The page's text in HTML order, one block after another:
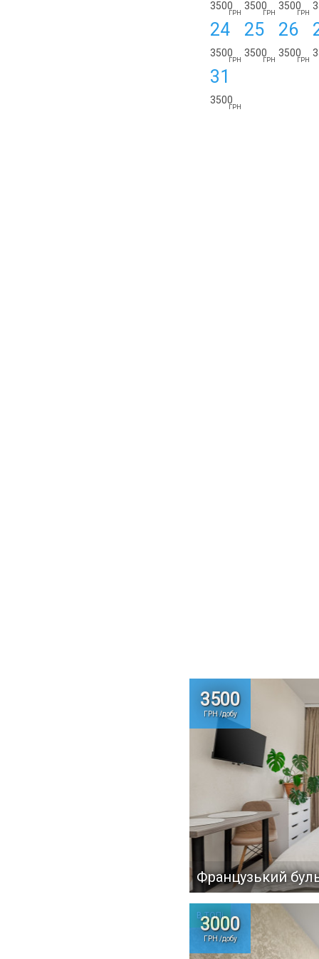
3500
ГРН
3500
ГРН
3500
ГРН
24
3500
ГРН
25
3500
ГРН
26
3500
ГРН
31
3500
ГРН
3500
ГРН /добу
Французький
В ТОПі
3000
ГРН /добу